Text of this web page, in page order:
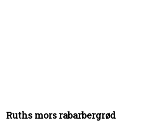
Ruths mors rabarbergrød